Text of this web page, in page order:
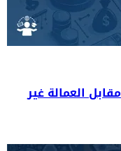
العمالة غير